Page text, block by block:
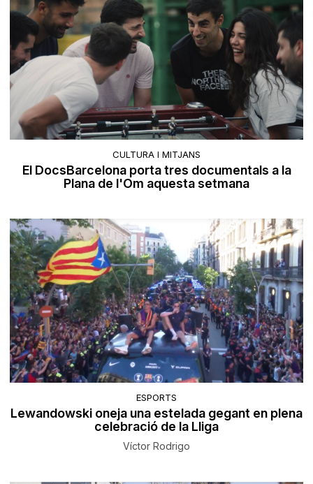
CULTURA I MITJANS
El DocsBarcelona porta tres documentals a la
Plana de l'Om aquesta setmana
ESPORTS
Lewandowski oneja una estelada gegant en plena
celebració de la Lliga
Víctor Rodrigo